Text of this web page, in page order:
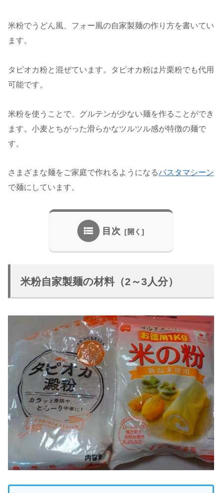
米粉でうどん風、フォー風の自家製麺の作り方を書いてい
ます。
タピオカ粉と混ぜています。タピオカ粉は片栗粉でも代用
可能です。
米粉を使うことで、グルテンが少ない麺を作ることができ
ます。小麦とちがった滑らかなツルツル感が特徴の麺で
す。
さまざまな麺をご家庭で作れるようになるパスタマシーン
で麺にしています。
目次
米粉自家製麺の材料（2～3人分）